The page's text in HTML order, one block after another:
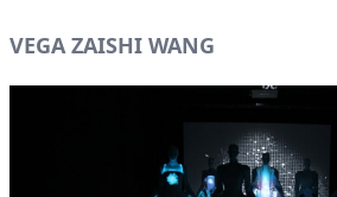
VEGA ZAISHI WANG